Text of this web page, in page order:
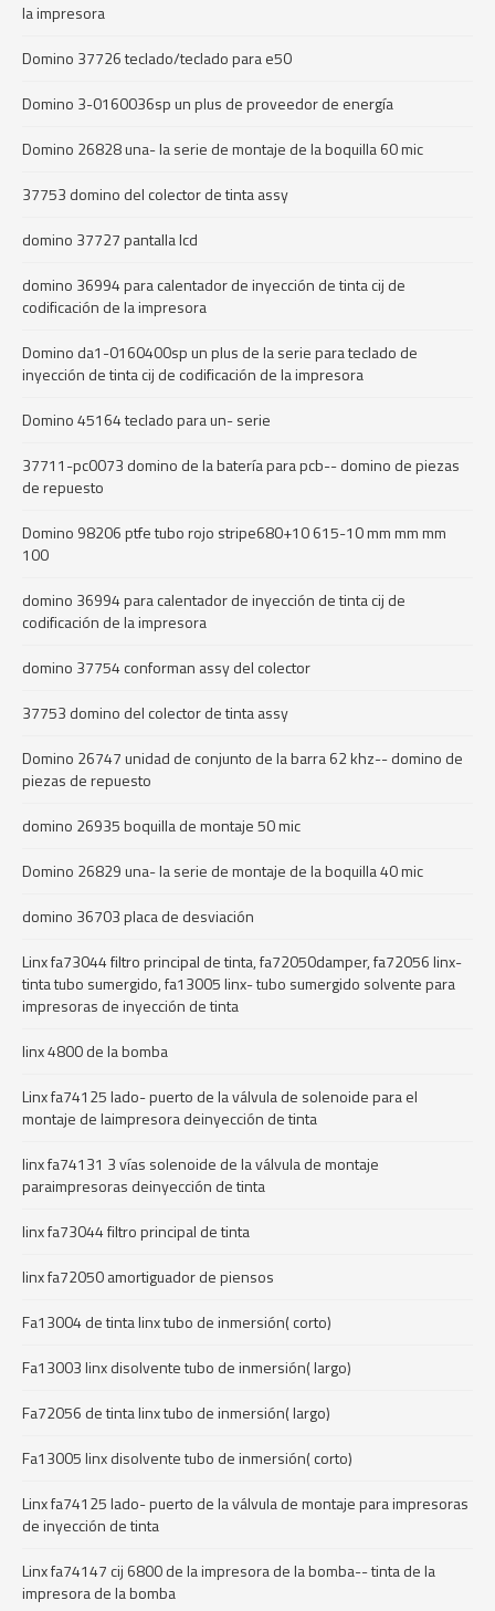
la impresora
Domino 37726 teclado/teclado para e50
Domino 3-0160036sp un plus de proveedor de energía
Domino 26828 una- la serie de montaje de la boquilla 60 mic
37753 domino del colector de tinta assy
domino 37727 pantalla lcd
domino 36994 para calentador de inyección de tinta cij de
codificación de la impresora
Domino da1-0160400sp un plus de la serie para teclado de
inyección de tinta cij de codificación de la impresora
Domino 45164 teclado para un- serie
37711-pc0073 domino de la batería para pcb-- domino de piezas
de repuesto
Domino 98206 ptfe tubo rojo stripe680+10 615-10 mm mm mm
100
domino 36994 para calentador de inyección de tinta cij de
codificación de la impresora
domino 37754 conforman assy del colector
37753 domino del colector de tinta assy
Domino 26747 unidad de conjunto de la barra 62 khz-- domino de
piezas de repuesto
domino 26935 boquilla de montaje 50 mic
Domino 26829 una- la serie de montaje de la boquilla 40 mic
domino 36703 placa de desviación
Linx fa73044 filtro principal de tinta, fa72050damper, fa72056 linx-
tinta tubo sumergido, fa13005 linx- tubo sumergido solvente para
impresoras de inyección de tinta
linx 4800 de la bomba
Linx fa74125 lado- puerto de la válvula de solenoide para el
montaje de laimpresora deinyección de tinta
linx fa74131 3 vías solenoide de la válvula de montaje
paraimpresoras deinyección de tinta
linx fa73044 filtro principal de tinta
linx fa72050 amortiguador de piensos
Fa13004 de tinta linx tubo de inmersión( corto)
Fa13003 linx disolvente tubo de inmersión( largo)
Fa72056 de tinta linx tubo de inmersión( largo)
Fa13005 linx disolvente tubo de inmersión( corto)
Linx fa74125 lado- puerto de la válvula de montaje para impresoras
de inyección de tinta
Linx fa74147 cij 6800 de la impresora de la bomba-- tinta de la
impresora de la bomba